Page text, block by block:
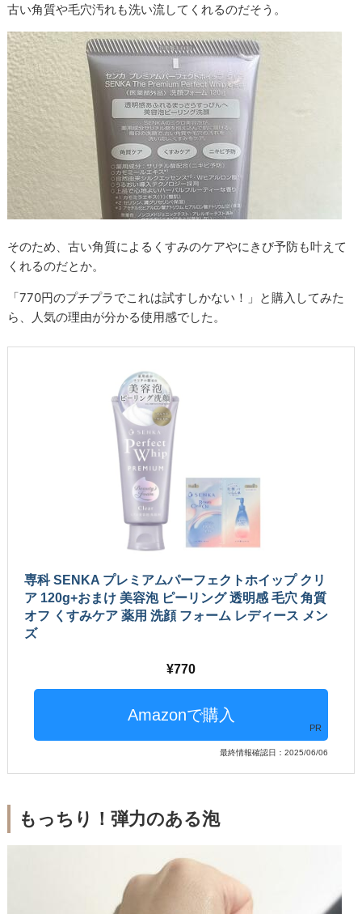
古い角質や毛穴汚れも洗い流してくれるのだそう。
そのため、古い角質によるくすみのケアやにきび予防も叶えて
くれるのだとか。
「770円のプチプラでこれは試すしかない！」と購入してみた
ら、人気の理由が分かる使用感でした。
専科 SENKA プレミアムパーフェクトホイップ クリ
ア 120g+おまけ 美容泡 ピーリング 透明感 毛穴 角質
オフ くすみケア 薬用 洗顔 フォーム レディース メン
ズ
770
PR
最終情報確認日：2025/06/06
もっちり！弾力のある泡